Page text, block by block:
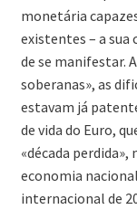
monetária
existentes – a sua
de se manifestar.
soberanas», as
estavam já
de vida do Euro,
«década
economia
internacional de